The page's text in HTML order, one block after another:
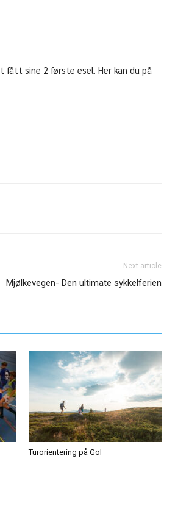
fått sine 2 første esel. Her kan du på
Next article
Mjølkevegen- Den ultimate sykkelferien
Turorientering på Gol